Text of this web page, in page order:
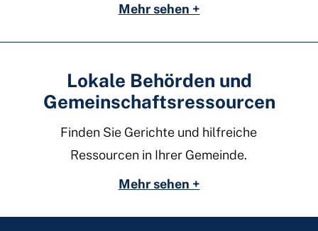
Mehr sehen +
Lokale Behörden und
Gemeinschaftsressourcen
Finden Sie Gerichte und hilfreiche
Ressourcen in Ihrer Gemeinde.
Mehr sehen +